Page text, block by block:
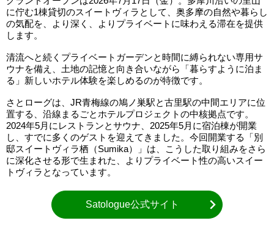
に佇む1棟貸切のスイートヴィラとして、奥多摩の自然や暮らし
の気配を、より深く、よりプライベートに味わえる滞在を提供
します。
清流へと続くプライベートガーデンと時間に縛られない専用サ
ウナを備え、土地の記憶と向き合いながら「暮らすように泊ま
る」新しいホテル体験を楽しめるのが特徴です。
さとローグは、JR青梅線の鳩ノ巣駅と古里駅の中間エリアに位
置する、沿線まるごとホテルプロジェクトの中核拠点です。
2024年5月にレストランとサウナ、2025年5月に宿泊棟が開業
し、すでに多くのゲストを迎えてきました。今回開業する「別
邸スイートヴィラ栖（Sumika）」は、こうした取り組みをさら
に深化させる形で生まれた、よりプライベート性の高いスイー
トヴィラとなっています。
Satologue公式サイト